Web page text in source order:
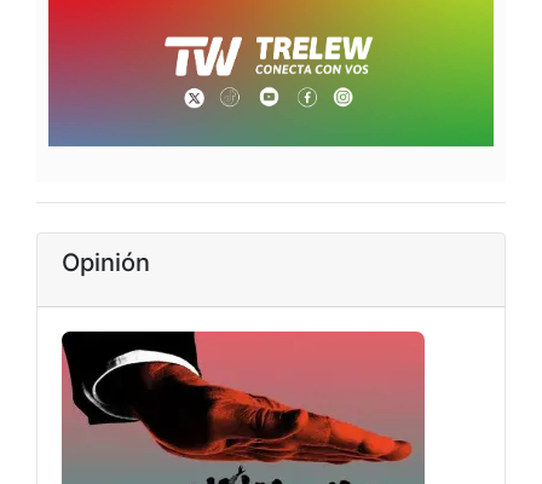
Opinión